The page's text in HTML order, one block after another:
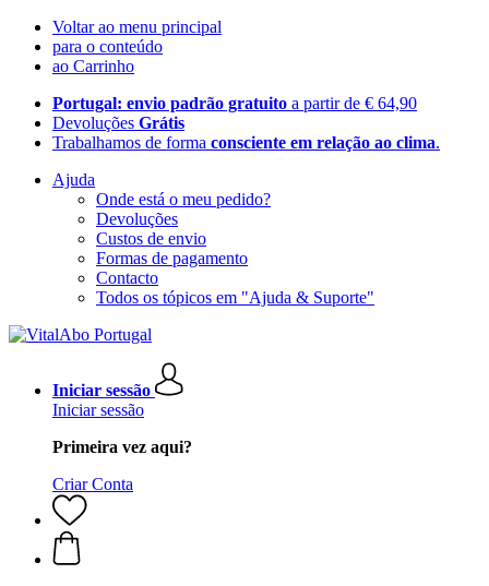
Voltar ao menu principal
para o conteúdo
ao Carrinho
Portugal: envio padrão gratuito a partir de € 64,90
Devoluções Grátis
Trabalhamos de forma consciente em relação ao clima.
Ajuda
Onde está o meu pedido?
Devoluções
Custos de envio
Formas de pagamento
Contacto
Todos os tópicos em "Ajuda & Suporte"
Iniciar sessão
Iniciar sessão
Primeira vez aqui?
Criar Conta